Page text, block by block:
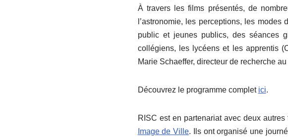
À travers les films présentés, de
l’astronomie, les perceptions, les
public et jeunes publics, des séances
collégiens, les lycéens et les apprentis
Marie Schaeffer, directeur de recherche
Découvrez le programme complet ici.
RISC est en partenariat avec deux autres
Image de Ville. Ils ont organisé une